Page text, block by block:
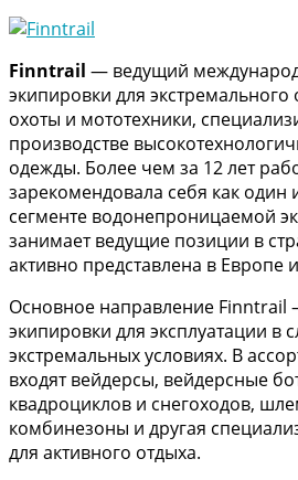
Finntrail — ведущий
экипировки для
охоты и мототехники,
производстве
одежды. Более чем за 12 лет
зарекомендовала себя как один
сегменте водонепроницаемой
занимает ведущие позиции в
активно представлена в Европе
Основное направление Finntrail
экипировки для эксплуатации в
экстремальных условиях. В
входят вейдерсы, вейдерсные
квадроциклов и снегоходов,
комбинезоны и другая
для активного отдыха.